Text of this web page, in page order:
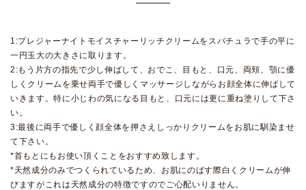
1:プレジャーナイトモイスチャーリッチクリームをスパチュラで手の平に
一円玉大の大きさに取ります。
2:もう片方の指先で少し伸ばして、おでこ、目もと、口元、両頬、顎に優
しくクリームを乗せ両手で優しくマッサージしながらお顔全体に伸ばして
いきます。特に小じわの気になる目もと、口元には更に重ね塗りして下さ
い。
3:最後に両手で優しく顔全体を押さえしっかりクリームをお肌に馴染ませ
て下さい。
*首もとにもお使い頂くことをおすすめ致します。
*天然成分のみでつくられているため、お肌にのばす際白くクリームが伸
びますがこれは天然成分の特徴ですのでご心配いりません。